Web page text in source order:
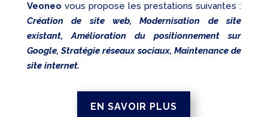
Veoneo vous propose les prestations suivantes :
Création de site web, Modernisation de site
existant, Amélioration du positionnement sur
Google, Stratégie réseaux sociaux, Maintenance de
site internet.
EN SAVOIR PLUS